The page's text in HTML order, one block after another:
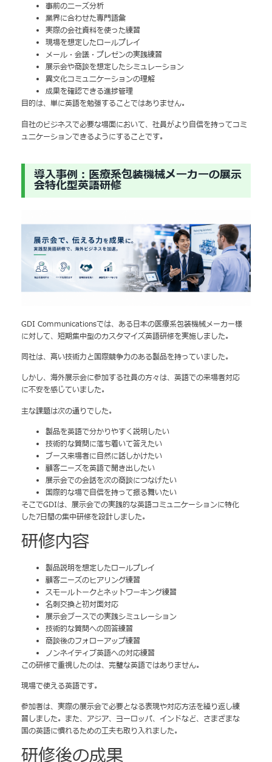
事前のニーズ分析
業界に合わせた専門語彙
実際の会社資料を使った練習
現場を想定したロールプレイ
メール・会議・プレゼンの実践練習
展示会や商談を想定したシミュレーション
異文化コミュニケーションの理解
成果を確認できる進捗管理
目的は、単に英語を勉強することではありません。
自社のビジネスで必要な場面において、社員がより自信を持ってコミ
ュニケーションできるようにすることです。
導入事例：医療系包装機械メーカーの展示
会特化型英語研修
GDI Communicationsでは、ある日本の医療系包装機械メーカー様
に対して、短期集中型のカスタマイズ英語研修を実施しました。
同社は、高い技術力と国際競争力のある製品を持っていました。
しかし、海外展示会に参加する社員の方々は、英語での来場者対応
に不安を感じていました。
主な課題は次の通りでした。
製品を英語で分かりやすく説明したい
技術的な質問に落ち着いて答えたい
ブース来場者に自然に話しかけたい
顧客ニーズを英語で聞き出したい
展示会での会話を次の商談につなげたい
国際的な場で自信を持って振る舞いたい
そこでGDIは、展示会での実践的な英語コミュニケーションに特化
した7日間の集中研修を設計しました。
研修内容
製品説明を想定したロールプレイ
顧客ニーズのヒアリング練習
スモールトークとネットワーキング練習
名刺交換と初対面対応
展示会ブースでの実践シミュレーション
技術的な質問への回答練習
商談後のフォローアップ練習
ノンネイティブ英語への対応練習
この研修で重視したのは、完璧な英語ではありません。
現場で使える英語です。
参加者は、実際の展示会で必要となる表現や対応方法を繰り返し練
習しました。また、アジア、ヨーロッパ、インドなど、さまざまな
国の英語に慣れるための工夫も取り入れました。
研修後の成果